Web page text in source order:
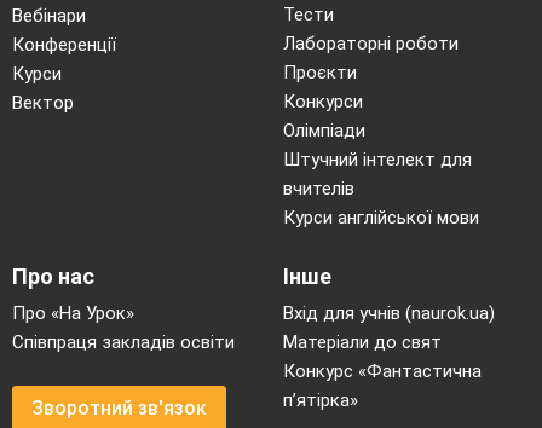
Вебінари
Конференції
Курси
Вектор
Тести
Лабораторні роботи
Проєкти
Конкурси
Олімпіади
Штучний інтелект для
вчителів
Курси англійської мови
Про нас
Про «На Урок»
Співпраця закладів освіти
Зворотний зв'язок
Інше
Вхід для учнів (naurok.ua)
Матеріали до свят
Конкурс «Фантастична
п’ятірка»